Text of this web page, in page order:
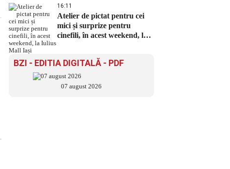
16:11
Atelier de pictat pentru cei
mici și surprize pentru
cinefili, în acest weekend, la
BZI - EDITIA DIGITALĂ - PDF
07 august 2026